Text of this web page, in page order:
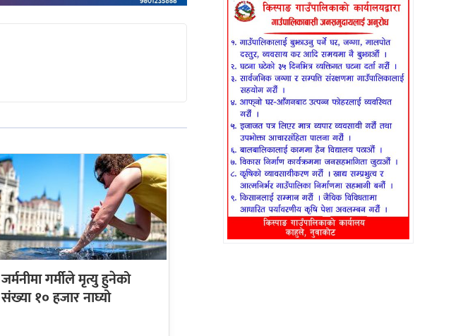
जर्मनीमा गर्मीले मृत्यु हुनेको
संख्या १० हजार नाघ्यो